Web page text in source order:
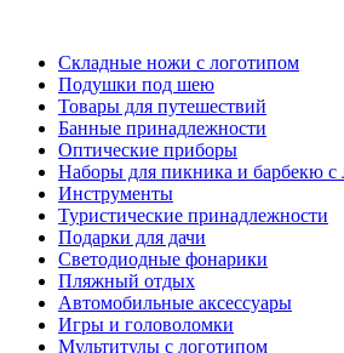
Складные ножи с логотипом
Подушки под шею
Товары для путешествий
Банные принадлежности
Оптические приборы
Наборы для пикника и барбекю с
Инструменты
Туристические принадлежности
Подарки для дачи
Светодиодные фонарики
Пляжный отдых
Автомобильные аксессуары
Игры и головоломки
Мультитулы с логотипом